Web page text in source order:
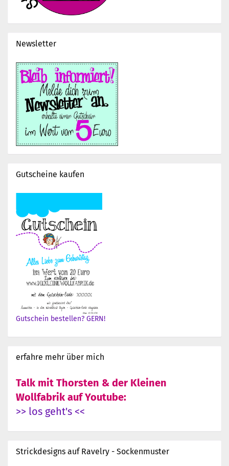
Newsletter
Gutscheine kaufen
Gutschein bestellen? GERN!
erfahre mehr über mich
Talk mit Thorsten & der Kleinen
Wollfabrik auf Youtube:
>> los geht's <<
Strickdesigns auf Ravelry - Sockenmuster